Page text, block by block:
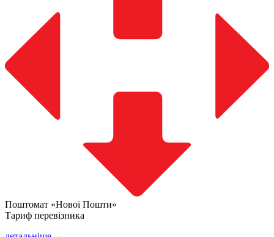
Поштомат «Нової Пошти»
Тариф перевізника